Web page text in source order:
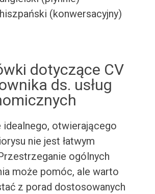
(konwersacyjny)
dotyczące CV
ds. usług
idealnego, otwierającego
nie jest łatwym
ogólnych
może pomóc, ale warto
z porad dostosowanych